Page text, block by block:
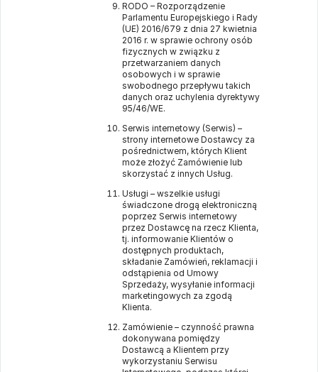
RODO – Rozporządzenie
Parlamentu Europejskiego i Rady
(UE) 2016/679 z dnia 27 kwietnia
2016 r. w sprawie ochrony osób
fizycznych w związku z
przetwarzaniem danych
osobowych i w sprawie
swobodnego przepływu takich
danych oraz uchylenia dyrektywy
95/46/WE.
Serwis internetowy (Serwis) –
strony internetowe Dostawcy za
pośrednictwem, których Klient
może złożyć Zamówienie lub
skorzystać z innych Usług.
Usługi – wszelkie usługi
świadczone drogą elektroniczną
poprzez Serwis internetowy
przez Dostawcę na rzecz Klienta,
tj. informowanie Klientów o
dostępnych produktach,
składanie Zamówień, reklamacji i
odstąpienia od Umowy
Sprzedaży, wysyłanie informacji
marketingowych za zgodą
Klienta.
Zamówienie – czynność prawna
dokonywana pomiędzy
Dostawcą a Klientem przy
wykorzystaniu Serwisu